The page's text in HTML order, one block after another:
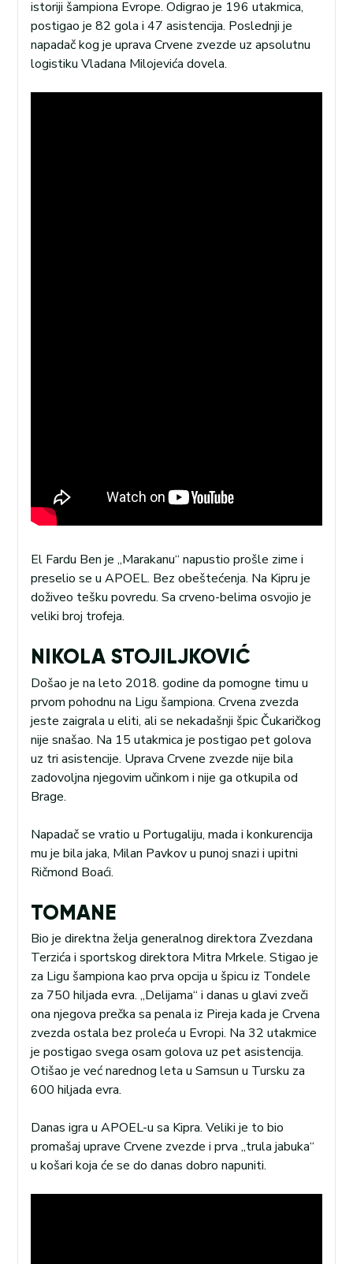
istoriji šampiona Evrope. Odigrao je 196 utakmica,
postigao je 82 gola i 47 asistencija. Poslednji je
napadač kog je uprava Crvene zvezde uz apsolutnu
logistiku Vladana Milojevića dovela.
El Fardu Ben je „Marakanu“ napustio prošle zime i
preselio se u APOEL. Bez obeštećenja. Na Kipru je
doživeo tešku povredu. Sa crveno-belima osvojio je
veliki broj trofeja.
NIKOLA STOJILJKOVIĆ
Došao je na leto 2018. godine da pomogne timu u
prvom pohodnu na Ligu šampiona. Crvena zvezda
jeste zaigrala u eliti, ali se nekadašnji špic Čukaričkog
nije snašao. Na 15 utakmica je postigao pet golova
uz tri asistencije. Uprava Crvene zvezde nije bila
zadovoljna njegovim učinkom i nije ga otkupila od
Brage.
Napadač se vratio u Portugaliju, mada i konkurencija
mu je bila jaka, Milan Pavkov u punoj snazi i upitni
Ričmond Boaći.
TOMANE
Bio je direktna želja generalnog direktora Zvezdana
Terzića i sportskog direktora Mitra Mrkele. Stigao je
za Ligu šampiona kao prva opcija u špicu iz Tondele
za 750 hiljada evra. „Delijama“ i danas u glavi zveči
ona njegova prečka sa penala iz Pireja kada je Crvena
zvezda ostala bez proleća u Evropi. Na 32 utakmice
je postigao svega osam golova uz pet asistencija.
Otišao je već narednog leta u Samsun u Tursku za
600 hiljada evra.
Danas igra u APOEL-u sa Kipra. Veliki je to bio
promašaj uprave Crvene zvezde i prva „trula jabuka“
u košari koja će se do danas dobro napuniti.